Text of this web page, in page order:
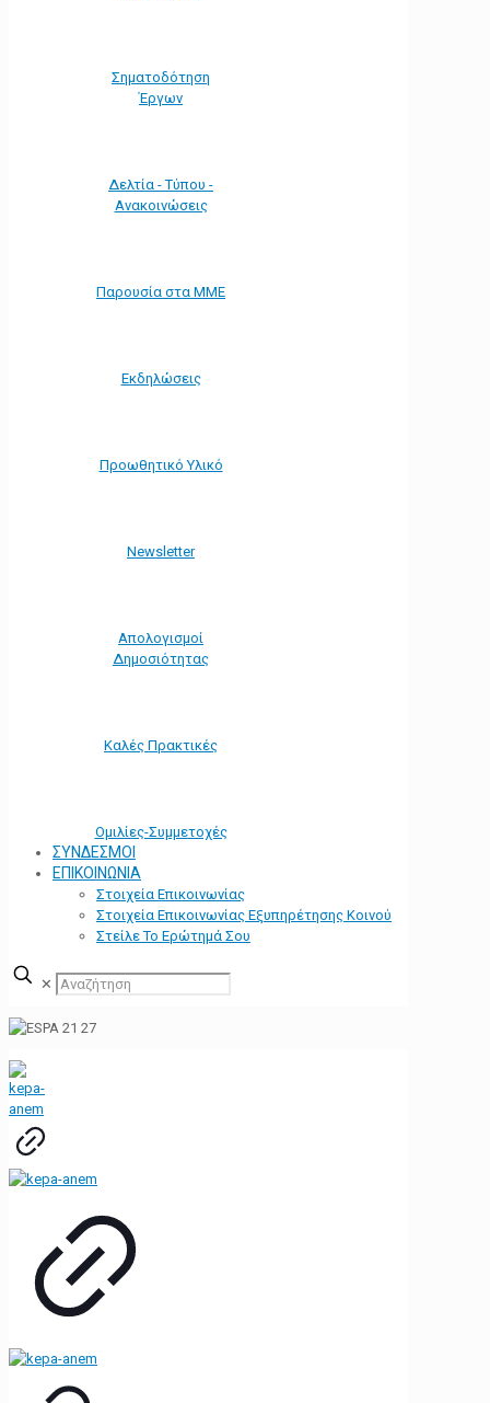
Σηματοδότηση
Έργων
Δελτία - Τύπου -
Ανακοινώσεις
Παρουσία στα ΜΜΕ
Εκδηλώσεις
Προωθητικό Υλικό
Νewsletter
Απολογισμοί
Δημοσιότητας
Καλές Πρακτικές
Ομιλίες-Συμμετοχές
ΣΥΝΔΕΣΜΟΙ
ΕΠΙΚΟΙΝΩΝΙΑ
Στοιχεία Επικοινωνίας
Στοιχεία Επικοινωνίας Εξυπηρέτησης Κοινού
Στείλε Το Ερώτημά Σου
✕